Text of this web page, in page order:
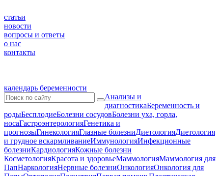
статьи
новости
вопросы и ответы
о нас
контакты
календарь беременности
Анализы и
диагностикаБеременность и
родыБесплодиеБолезни сосудовБолезни уха, горла,
носаГастроэнтерологияГенетика и
прогнозыГинекологияГлазные болезниДиетологияДиетология
и грудное вскармливаниеИммунологияИнфекционные
болезниКардиологияКожные болезни
КосметологияКрасота и здоровьеМаммологияМаммология для
ПапНаркологияНервные болезниОнкологияОнкология для